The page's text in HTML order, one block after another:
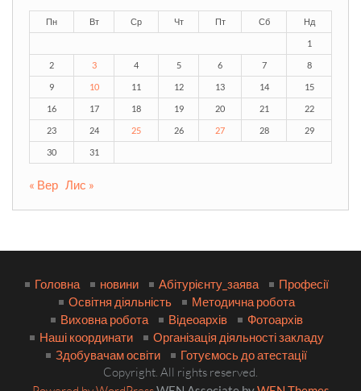
Пн Вт Ср Чт Пт Сб Нд
1
2 3 4 5 6 7 8
9 10 11 12 13 14 15
16 17 18 19 20 21 22
23 24 25 26 27 28 29
30 31
« Вер Лис »
Головна новини Абітурієнту_заява
Професії
Освітня діяльність
Методична робота
Виховна робота
Відеоархів
Фотоархів
Наші координати
Організація діяльності закладу
Здобувачам освіти
Готуємось до атестації
Copyright. All rights reserved.